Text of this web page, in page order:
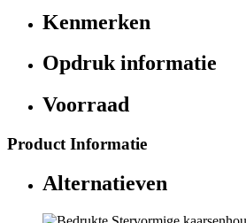
Kenmerken
Opdruk informatie
Voorraad
Product Informatie
Alternatieven